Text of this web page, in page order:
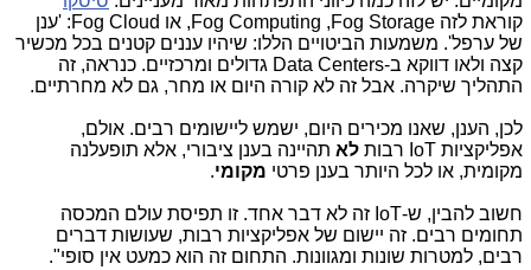
קוראת לזה Fog Storage
,
Fog Computing, או Fog Cloud: 'ענן
של ערפל'. משמעות הביטויים הללו: שיהיו עננים קטנים בכל מכשיר
קצה ולאו דווקא ב-Data Centers גדולים ומרכזיים. כנראה, זה
התהליך שיקרה. אבל זה לא קורה היום או מחר, גם לא מחרתיים.
לכן, הענן, שאנו מכירים היום, ישמש ליישומים רבים. אולם,
אפליקציות IoT רבות לא תהיינה בענן ציבורי, אלא תופעלנה
מקומית, או לכל היותר בענן פרטי מקומי.
חשוב להבין, ש-IoT זה לא דבר אחד. זו תפיסת עולם המכסה
תחומים רבים. זה יישום של אפליקציות רבות, שעושות דברים
רבים, למטרות שונות ומגוונות. התחום זה הוא כמעט אין סופי".